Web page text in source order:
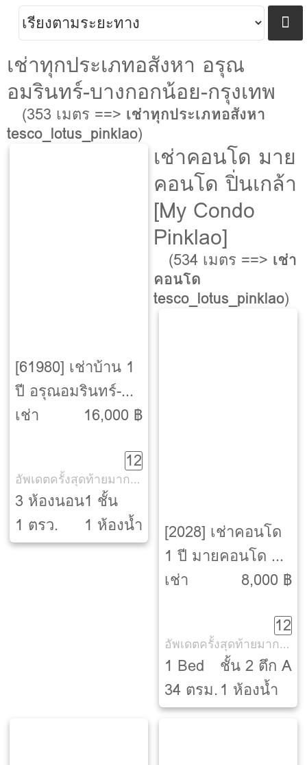
เช่าทุกประเภทอสังหา อรุณ
อมรินทร์-บางกอกน้อย-กรุงเทพ
(353 เมตร ==> เช่าทุกประเภทอสังหา
tesco_lotus_pinklao)
[61980] เช่าบ้าน 1
ปี อรุณอมรินทร์-
บางกอกน้อย-
เช่า
16,000 ฿
12
อัพเดตครั้งสุดท้ายมากกว่า 30 วัน
3 ห้องนอน
1 ตรว.
1 ชั้น
1 ห้องน้ำ
เช่าคอนโด มาย
คอนโด ปิ่นเกล้า
[My Condo
Pinklao]
(534 เมตร ==> เช่า
คอนโด
tesco_lotus_pinklao)
[2028] เช่าคอนโด
1 ปี มายคอนโด ปิ่น
เกล้า [My Condo
เช่า
8,000 ฿
12
อัพเดตครั้งสุดท้ายมากกว่า 30 วัน
1 Bed
34 ตรม.
ชั้น 2 ตึก A
1 ห้องน้ำ